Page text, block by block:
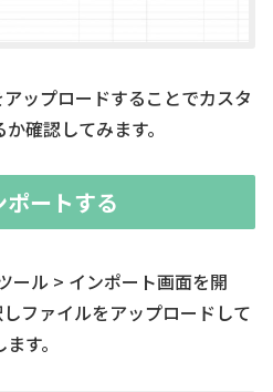
ップロードすることでカスタ
確認してみます。
ポートする
ール > インポート画面を開
ファイルをアップロードして
す。